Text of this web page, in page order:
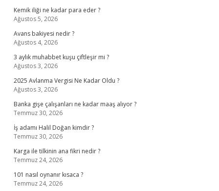
Kemik iliği ne kadar para eder ?
Ağustos 5, 2026
Avans bakiyesi nedir ?
Ağustos 4, 2026
3 aylık muhabbet kuşu çiftleşir mi ?
Ağustos 3, 2026
2025 Avlanma Vergisi Ne Kadar Oldu ?
Ağustos 3, 2026
Banka gişe çalışanları ne kadar maaş alıyor ?
Temmuz 30, 2026
İş adamı Halil Doğan kimdir ?
Temmuz 30, 2026
Karga ile tilkinin ana fikri nedir ?
Temmuz 24, 2026
101 nasıl oynanır kısaca ?
Temmuz 24, 2026